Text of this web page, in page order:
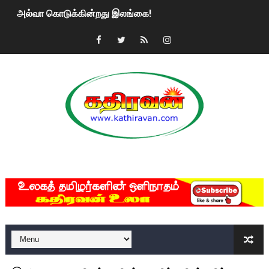
அல்வா கொடுக்கின்றது இலங்கை!
2ஆம் நாள் உக்ரைன் யுத்தம்!! எங்களைத் தனிமையில்
மகிந்த ராஜபக்சே பதவி விலக திட்டம்?
ரவுடி பேபிக்கு நடந்த தரமான சம்பவம்.. ஆபாச வீடியோக்களால்
குண்டை தூக்கிப்போட்ட ஆய்வு…. இந்தியாவின் “கோவிஷீல்டு”
யாழில் தமிழின தலைவர் பிரபாகரனின் பிறந்தநாளை
ஏர்போர்ட்டில் உதைத்த நபர் யார், என்ன நடந்தது?: உண்மையை
சீனா இலங்கையிடம் 8 மில்லியன் அமெரிக்க டொலர் நட்டஈடு